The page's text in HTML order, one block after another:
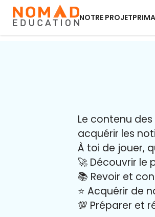
NOTRE PROJET
Le contenu des
acquérir les
À toi de jouer,
🚀 Découvrir le
📚 Revoir et
⭐️ Acquérir de
💯 Préparer et